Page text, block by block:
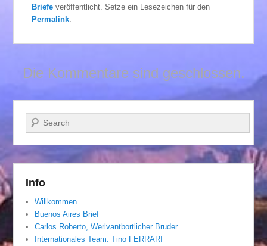
Briefe veröffentlicht. Setze ein Lesezeichen für den
Permalink
Die Kommentare sind geschlossen.
Suchen
Info
Willkommen
Buenos Aires Brief
Carlos Roberto, Werlvantbortlicher Bruder
Internationales Team. Tino FERRARI